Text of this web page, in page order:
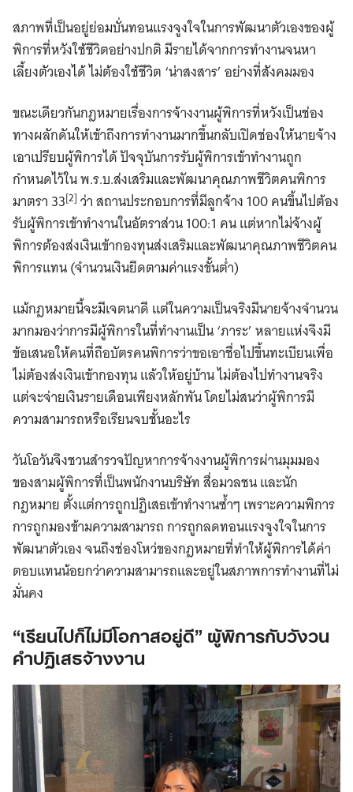
สภาพที่เป็นอยู่ย่อมบั่นทอนแรงจูงใจในการพัฒนาตัวเองของผู้
พิการที่หวังใช้ชีวิตอย่างปกติ มีรายได้จากการทำงานจนหา
เลี้ยงตัวเองได้ ไม่ต้องใช้ชีวิต ‘น่าสงสาร’ อย่างที่สังคมมอง
ขณะเดียวกันกฎหมายเรื่องการจ้างงานผู้พิการที่หวังเป็นช่อง
ทางผลักดันให้เข้าถึงการทำงานมากขึ้นกลับเปิดช่องให้นายจ้าง
เอาเปรียบผู้พิการได้ ปัจจุบันการรับผู้พิการเข้าทำงานถูก
กำหนดไว้ใน พ.ร.บ.ส่งเสริมและพัฒนาคุณภาพชีวิตคนพิการ
มาตรา 33[2] ว่า สถานประกอบการที่มีลูกจ้าง 100 คนขึ้นไปต้อง
รับผู้พิการเข้าทำงานในอัตราส่วน 100:1 คน แต่หากไม่จ้างผู้
พิการต้องส่งเงินเข้ากองทุนส่งเสริมและพัฒนาคุณภาพชีวิตคน
พิการแทน (จำนวนเงินยึดตามค่าแรงขั้นต่ำ)
แม้กฎหมายนี้จะมีเจตนาดี แต่ในความเป็นจริงมีนายจ้างจำนวน
มากมองว่าการมีผู้พิการในที่ทำงานเป็น ‘ภาระ’ หลายแห่งจึงมี
ข้อเสนอให้คนที่ถือบัตรคนพิการว่าขอเอาชื่อไปขึ้นทะเบียนเพื่อ
ไม่ต้องส่งเงินเข้ากองทุน แล้วให้อยู่บ้าน ไม่ต้องไปทำงานจริง
แต่จะจ่ายเงินรายเดือนเพียงหลักพัน โดยไม่สนว่าผู้พิการมี
ความสามารถหรือเรียนจบชั้นอะไร
วันโอวันจึงชวนสำรวจปัญหาการจ้างงานผู้พิการผ่านมุมมอง
ของสามผู้พิการที่เป็นพนักงานบริษัท สื่อมวลชน และนัก
กฎหมาย ตั้งแต่การถูกปฏิเสธเข้าทำงานซ้ำๆ เพราะความพิการ
การถูกมองข้ามความสามารถ การถูกลดทอนแรงจูงใจในการ
พัฒนาตัวเอง จนถึงช่องโหว่ของกฎหมายที่ทำให้ผู้พิการได้ค่า
ตอบแทนน้อยกว่าความสามารถและอยู่ในสภาพการทำงานที่ไม่
มั่นคง
“เรียนไปก็ไม่มีโอกาสอยู่ดี” ผู้พิการกับวังวน
คำปฏิเสธจ้างงาน